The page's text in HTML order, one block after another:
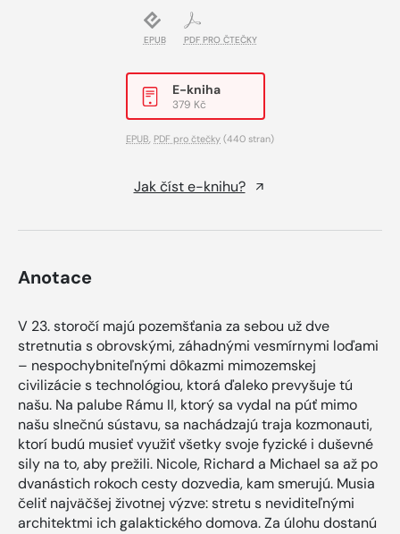
EPUB PDF PRO ČTEČKY
E-kniha
379 Kč
EPUB, PDF pro čtečky (440 stran)
Jak číst e-knihu?
Anotace
V 23. storočí majú pozemšťania za sebou už dve
stretnutia s obrovskými, záhadnými vesmírnymi loďami
– nespochybniteľnými dôkazmi mimozemskej
civilizácie s technológiou, ktorá ďaleko prevyšuje tú
našu. Na palube Rámu II, ktorý sa vydal na púť mimo
našu slnečnú sústavu, sa nachádzajú traja kozmonauti,
ktorí budú musieť využiť všetky svoje fyzické i duševné
sily na to, aby prežili. Nicole, Richard a Michael sa až po
dvanástich rokoch cesty dozvedia, kam smerujú. Musia
čeliť najväčšej životnej výzve: stretu s neviditeľnými
architektmi ich galaktického domova. Za úlohu dostanú